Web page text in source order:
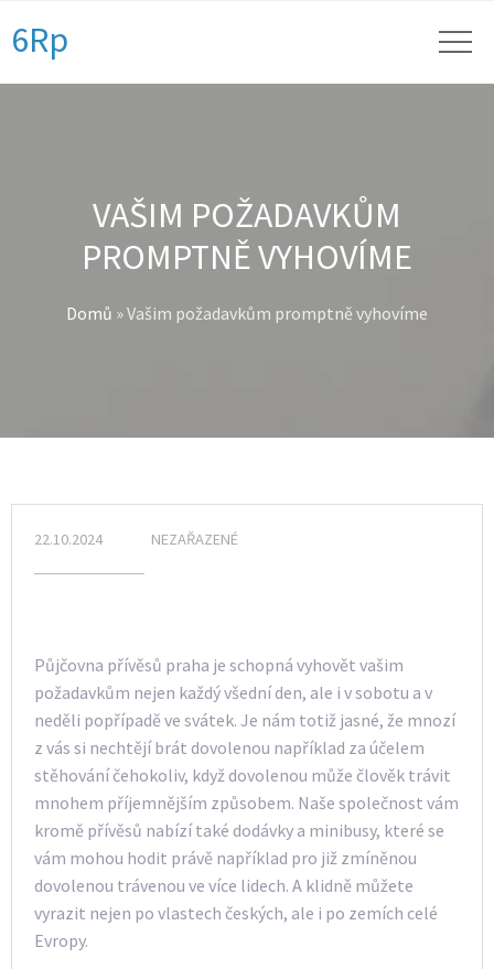
6Rp
VAŠIM POŽADAVKŮM
PROMPTNĚ VYHOVÍME
Domů »Vašim požadavkům promptně vyhovíme
22.10.2024 NEZAŘAZENÉ
Půjčovna přívěsů praha je schopná vyhovět vašim
požadavkům nejen každý všední den, ale i v sobotu a v
neděli popřípadě ve svátek. Je nám totiž jasné, že mnozí
z vás si nechtějí brát dovolenou například za účelem
stěhování čehokoliv, když dovolenou může člověk trávit
mnohem příjemnějším způsobem. Naše společnost vám
kromě přívěsů nabízí také dodávky a minibusy, které se
vám mohou hodit právě například pro již zmíněnou
dovolenou trávenou ve více lidech. A klidně můžete
vyrazit nejen po vlastech českých, ale i po zemích celé
Evropy.